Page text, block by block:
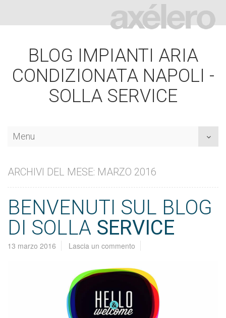
BLOG IMPIANTI ARIA
CONDIZIONATA NAPOLI -
SOLLA SERVICE
Menu
ARCHIVI DEL MESE: MARZO 2016
BENVENUTI SUL BLOG
DI SOLLA SERVICE
13 marzo 2016 Lascia un commento